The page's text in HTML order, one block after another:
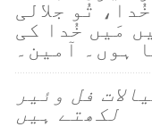
تُو جلالی
مَیں خُدا کی
ہوں۔ آمین۔
فل وئیر
لکھتے ہیں